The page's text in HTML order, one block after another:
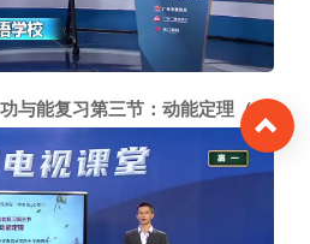
习第三节：动能定理（市二中 黄永杭）